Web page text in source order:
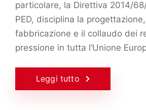
particolare, la Direttiva 2014/
PED, disciplina la
fabbricazione e il collaudo dei
pressione in tutta l’Unione
Leggi tutto